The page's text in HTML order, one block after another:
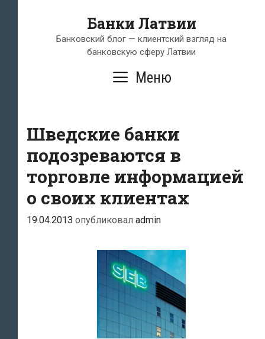
содержимому
Банки Латвии
Банковский блог — клиентский взгляд на
банковскую сферу Латвии
Меню
Шведские банки
подозреваются в
торговле информацией
о своих клиентах
19.04.2013 опубликовал admin